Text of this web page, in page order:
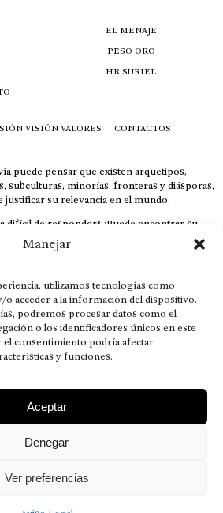
Manejar
utilizamos tecnologías como
o acceder a la información del dispositivo.
podremos procesar datos como el
o los identificadores únicos en este
consentimiento podría afectar
y funciones.
Aceptar
Denegar
Ver preferencias
EL MENAJE
PESO ORO
HR SURIEL
VISIÓN VALORES CONTACTOS
puede pensar que existen arquetipos,
subculturas, minorías, fronteras y diásporas,
justificar su relevancia en el mundo.
difícil de responder? ¿Puede encontrar su
al receptor cuestionado espacio y
correctamente? De no ser así, el que
limitado exclusivamente a la sangre; seres
diario vivir suelen pesar más que los
el apego de estas dos versiones de seres
provenientes de sus vivencias.
nuestra gente.” – HRSuriel
VALORES
CONTACTOS
todos los derechos reservados.